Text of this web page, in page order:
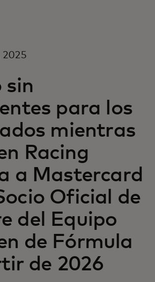
tendências
2025
sin
para los
mientras
Racing
a Mastercard
Oficial de
del Equipo
de Fórmula
de 2026